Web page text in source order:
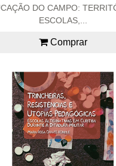
DO CAMPO:
ESCOLAS,...
Comprar